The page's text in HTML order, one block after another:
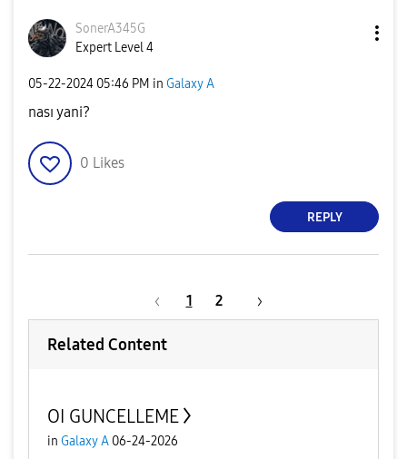
SonerA345G
Expert Level 4
‎05-22-2024 05:46 PM in Galaxy A
nası yani?
0 Likes
REPLY
1 2
Related Content
OI GUNCELLEME
in Galaxy A 06-24-2026